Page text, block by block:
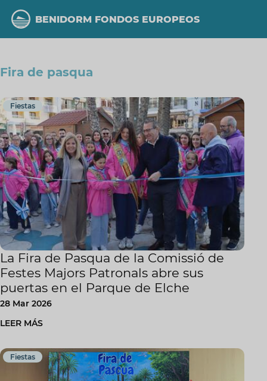
contenido
principal
BENIDORM FONDOS EUROPEOS
Fira de pasqua
Fiestas
La Fira de Pasqua de la Comissió de
Festes Majors Patronals abre sus
puertas en el Parque de Elche
28 Mar 2026
LEER MÁS
Fiestas